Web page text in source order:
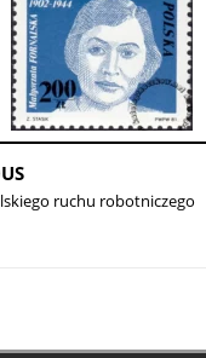
ruchu robotniczego